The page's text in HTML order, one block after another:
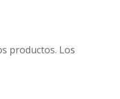
productos. Los